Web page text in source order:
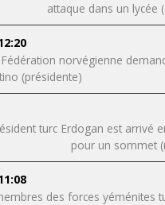
attaque dans un lycée
Fédération norvégienne
(présidente)
turc Erdogan est arrivé
pour un sommet
des forces yéménites